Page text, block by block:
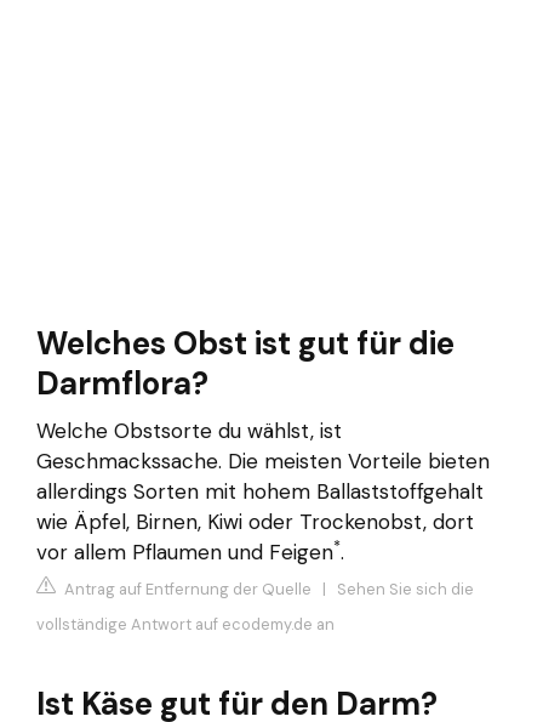
Welches Obst ist gut für die
Darmflora?
Welche Obstsorte du wählst, ist
Geschmackssache. Die meisten Vorteile bieten
allerdings Sorten mit hohem Ballaststoffgehalt
wie Äpfel, Birnen, Kiwi oder Trockenobst, dort
vor allem Pflaumen und Feigen*.
Antrag auf Entfernung der Quelle | Sehen Sie sich die
vollständige Antwort auf ecodemy.de an
Ist Käse gut für den Darm?